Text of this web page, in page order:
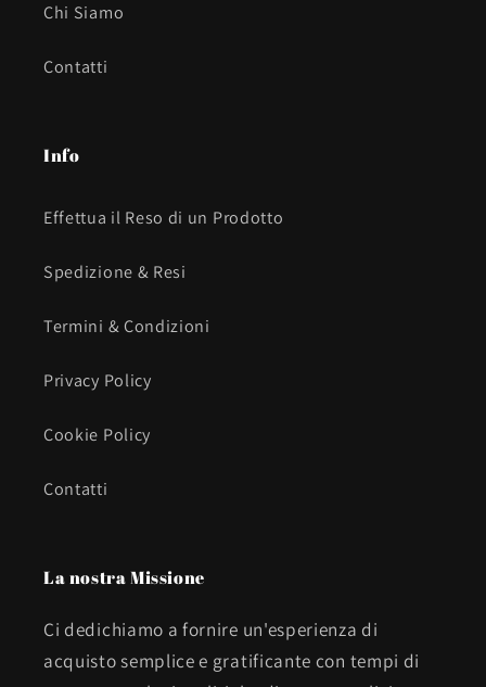
Chi Siamo
Contatti
Info
Effettua il Reso di un Prodotto
Spedizione & Resi
Termini & Condizioni
Privacy Policy
Cookie Policy
Contatti
La nostra Missione
Ci dedichiamo a fornire un'esperienza di
acquisto semplice e gratificante con tempi di